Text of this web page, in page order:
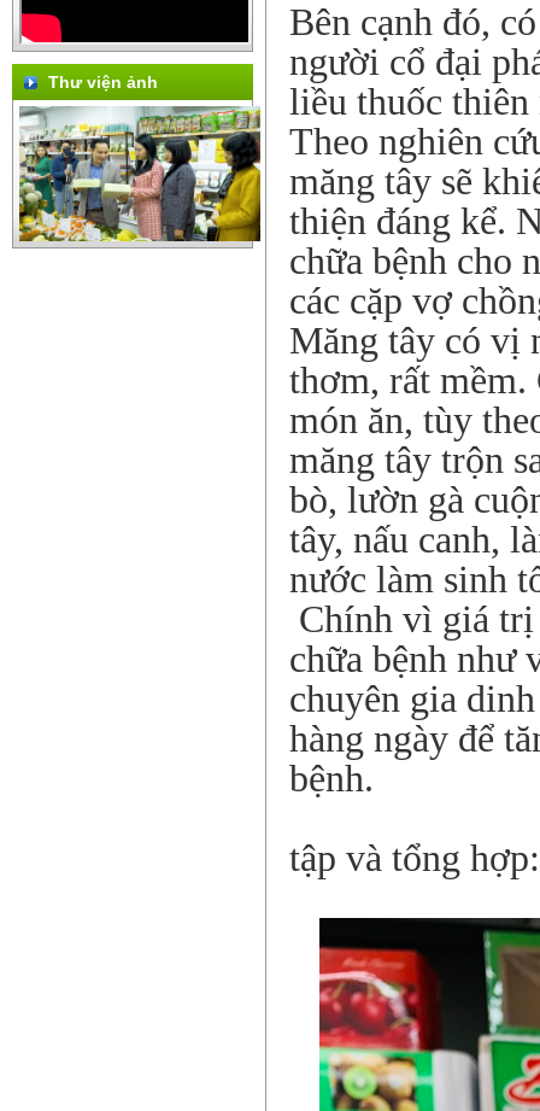
Thư viện ảnh
Bên cạnh đó,
người cổ đại
liều thuốc
Theo nghiên
măng tây sẽ
thiện đáng kể.
chữa bệnh cho
các cặp vợ
Măng tây có vị
thơm, rất mềm.
món ăn, tùy
măng tây trộn
bò, lườn gà
tây, nấu canh,
nước làm sinh
Chính vì giá trị
chữa bệnh như
chuyên gia
hàng ngày để
bệnh.
tập và tổng